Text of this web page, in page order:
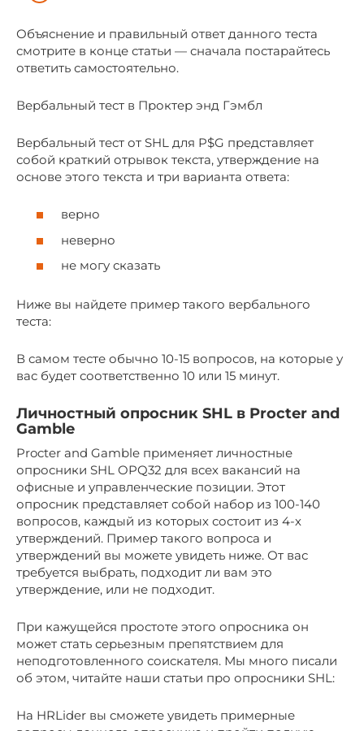
Объяснение и правильный ответ данного теста
смотрите в конце статьи — сначала постарайтесь
ответить самостоятельно.
Вербальный тест в Проктер энд Гэмбл
Вербальный тест от SHL для P$G представляет
собой краткий отрывок текста, утверждение на
основе этого текста и три варианта ответа:
верно
неверно
не могу сказать
Ниже вы найдете пример такого вербального
теста:
В самом тесте обычно 10-15 вопросов, на которые у
вас будет соответственно 10 или 15 минут.
Личностный опросник SHL в Procter and
Gamble
Procter and Gamble применяет личностные
опросники SHL OPQ32 для всех вакансий на
офисные и управленческие позиции. Этот
опросник представляет собой набор из 100-140
вопросов, каждый из которых состоит из 4-х
утверждений. Пример такого вопроса и
утверждений вы можете увидеть ниже. От вас
требуется выбрать, подходит ли вам это
утверждение, или не подходит.
При кажущейся простоте этого опросника он
может стать серьезным препятствием для
неподготовленного соискателя. Мы много писали
об этом, читайте наши статьи про опросники SHL:
На HRLider вы сможете увидеть примерные